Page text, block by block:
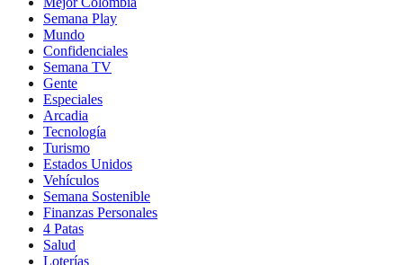
Semana Play
Mundo
Confidenciales
Semana TV
Gente
Especiales
Arcadia
Tecnología
Turismo
Estados Unidos
Vehículos
Semana Sostenible
Finanzas Personales
4 Patas
Salud
Loterías